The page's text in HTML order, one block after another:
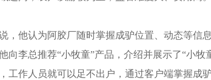
他认为阿胶厂随时掌握成驴位置、动态等信
向李总推荐“小牧童”产品，介绍并展示了“小牧
工作人员就可以足不出户，通过客户端掌握成驴